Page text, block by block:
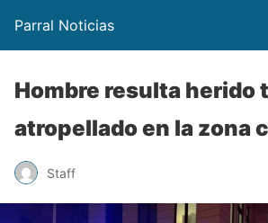
Parral Noticias
Hombre resulta herido
atropellado en la zona
Staff